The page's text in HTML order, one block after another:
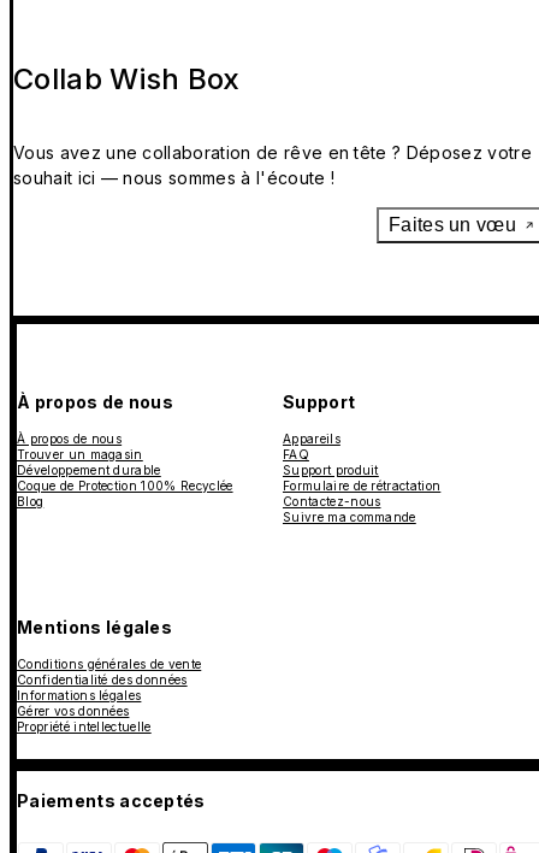
Collab Wish Box
Vous avez une collaboration de rêve en tête ? Déposez votre
souhait ici — nous sommes à l'écoute !
Faites un vœu
À propos de nous
À propos de nous
Trouver un magasin
Développement durable
Coque de Protection 100% Recyclée
Blog
Support
Appareils
FAQ
Support produit
Formulaire de rétractation
Contactez-nous
Suivre ma commande
Mentions légales
Conditions générales de vente
Confidentialité des données
Informations légales
Gérer vos données
Propriété intellectuelle
Paiements acceptés